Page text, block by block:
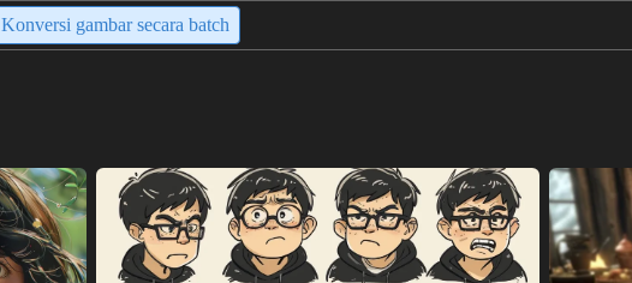
Konversi gambar secara batch